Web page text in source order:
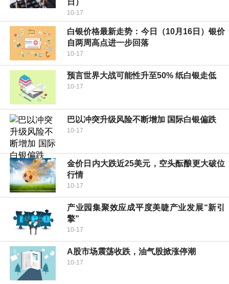
日）
10-17
白银价格最新走势：今日（10月16日）银价
自两周高点进一步回落
10-17
预言世界大战可能性升至50% 纸白银走低
10-17
巴以冲突升级风险不断增加 国际白银偏跌
10-17
金价日内大跌近25美元，空头酝酿更大破位
行情
10-17
产业园集聚效应成平度美睫产业发展“新引
擎”
10-17
A股市场震荡收跌，油气股掀涨停潮
10-17